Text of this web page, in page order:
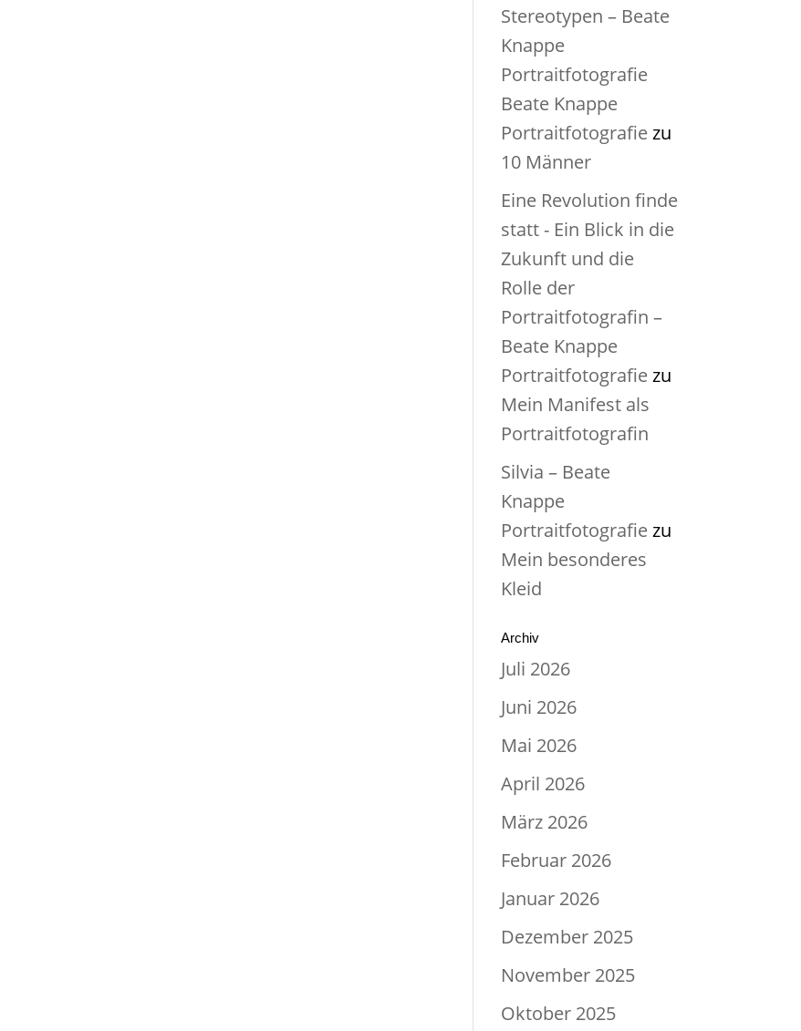
Stereotypen – Beate
Knappe
Portraitfotografie
Beate Knappe
Portraitfotografiezu
10 Männer
Eine Revolution finde
statt - Ein Blick in die
Zukunft und die
Rolle der
Portraitfotografin –
Beate Knappe
Portraitfotografiezu
Mein Manifest als
Portraitfotografin
Silvia – Beate
Knappe
Portraitfotografiezu
Mein besonderes
Kleid
Archiv
Juli 2026
Juni 2026
Mai 2026
April 2026
März 2026
Februar 2026
Januar 2026
Dezember 2025
November 2025
Oktober 2025